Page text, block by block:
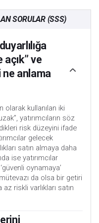
SORULAR (SSS)
ve
anlama
olarak kullanılan iki
yatırımcıların söz
risk düzeyini ifade
gelecek
satın almaya daha
ise yatırımcılar
oynamaya’
da olsa bir getiri
riskli varlıkları satın